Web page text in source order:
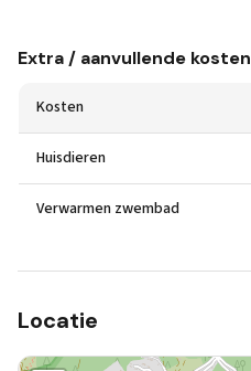
Extra / aanvullende kosten
Kosten
Huisdieren
Verwarmen zwembad
Locatie